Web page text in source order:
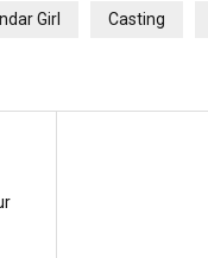
Girl Casting